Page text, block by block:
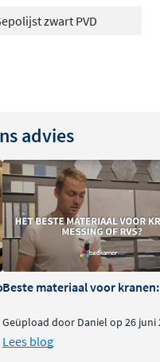
zwart PVD
advies
je badkamer?
Beste materiaal voor kranen:
Geüpload door Daniel op 26 juni
Lees blog